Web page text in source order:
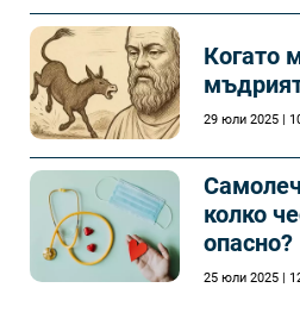
Когато
29 юли 2025 |
колко
опасно?
25 юли 2025 |